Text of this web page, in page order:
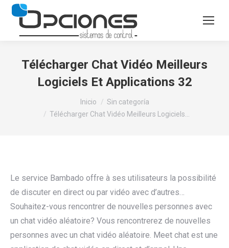
Télécharger Chat Vidéo Meilleurs
Logiciels Et Applications 32
Inicio
Sin categoría
Télécharger Chat Vidéo Meilleurs Logiciels…
Le service Bambado offre à ses utilisateurs la possibilité
de discuter en direct ou par vidéo avec d’autres…
Souhaitez-vous rencontrer de nouvelles personnes avec
un chat vidéo aléatoire? Vous rencontrerez de nouvelles
personnes avec un chat vidéo aléatoire. Meet chat est une